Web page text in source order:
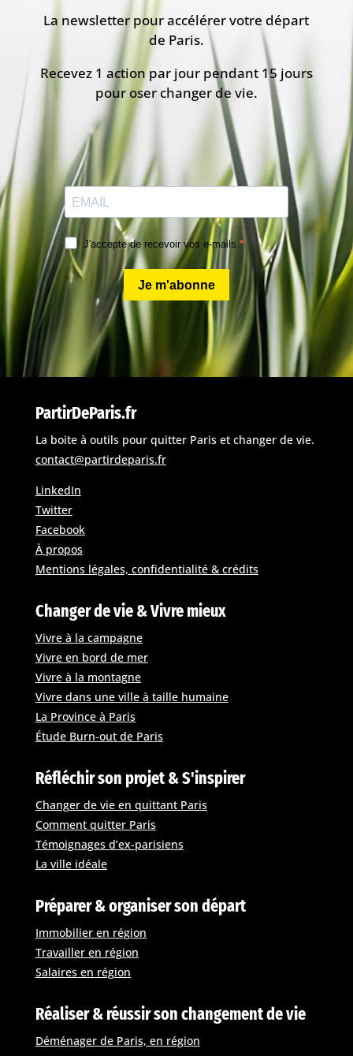
La newsletter pour accélérer votre départ
de Paris.
Recevez 1 action par jour pendant 15 jours
pour oser changer de vie.
J'accepte de recevoir vos e-mails.
Je m'abonne
PartirDeParis.fr
La boite à outils pour quitter Paris et changer de vie.
contact@partirdeparis.fr
LinkedIn
Twitter
Facebook
À propos
Mentions légales, confidentialité & crédits
Changer de vie & Vivre mieux
Vivre à la campagne
Vivre en bord de mer
Vivre à la montagne
Vivre dans une ville à taille humaine
La Province à Paris
Étude Burn-out de Paris
Réfléchir son projet & S'inspirer
Changer de vie en quittant Paris
Comment quitter Paris
Témoignages d’ex-parisiens
La ville idéale
Préparer & organiser son départ
Immobilier en région
Travailler en région
Salaires en région
Réaliser & réussir son changement de vie
Déménager de Paris, en région